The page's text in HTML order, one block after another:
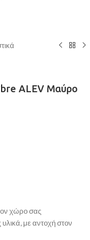
ALEV Μαύρο
χώρο σας
με αντοχή στον